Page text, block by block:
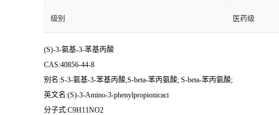
级别 医药级
(S)-3-氨基-3-苯基丙酸
CAS:40856-44-8
别名:S-3-氨基-3-苯基丙酸,S-beta-苯丙氨酸; S-beta-苯丙氨酸;
英文名:(S)-3-Amino-3-phenylpropionicaci
分子式:C9H11NO2